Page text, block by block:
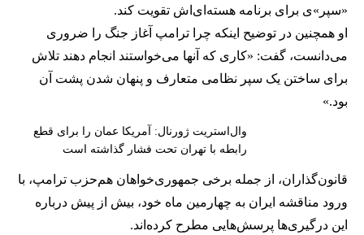
«سپر»ی برای برنامه هسته‌ای‌اش تقویت کند.
او همچنین در توضیح اینکه چرا ترامپ آغاز جنگ را ضروری
می‌دانست، گفت: «کاری که آنها می‌خواستند انجام دهند تلاش
برای ساختن یک سپر نظامی متعارف و پنهان شدن پشت آن
بود.»
وال‌استریت ژورنال: آمریکا عمان را برای قطع
رابطه با تهران تحت فشار گذاشته است
قانون‌گذاران، از جمله برخی جمهوری‌خواهان هم‌حزب ترامپ، با
ورود مناقشه ایران به چهارمین ماه خود، بیش از پیش درباره
این درگیری‌ها پرسش‌هایی مطرح کرده‌اند.